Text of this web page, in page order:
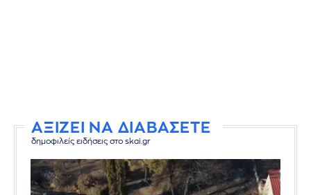
ΑΞΙΖΕΙ ΝΑ ΔΙΑΒΑΣΕΤΕ
δημοφιλείς ειδήσεις στο skai.gr